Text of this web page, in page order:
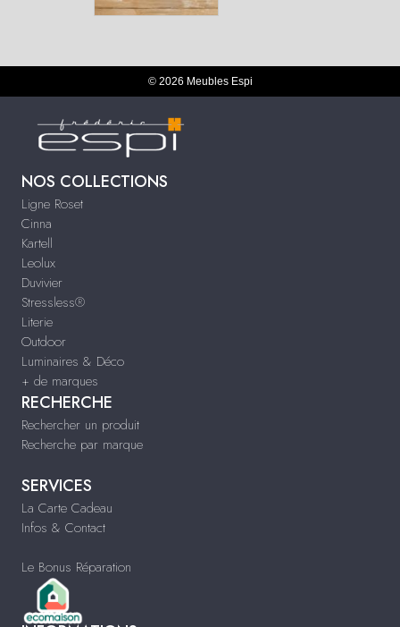
© 2026 Meubles Espi
NOS COLLECTIONS
Ligne Roset
Cinna
Kartell
Leolux
Duvivier
Stressless®
Literie
Outdoor
Luminaires & Déco
+ de marques
RECHERCHE
Rechercher un produit
Recherche par marque
SERVICES
La Carte Cadeau
Infos & Contact
Le Bonus Réparation